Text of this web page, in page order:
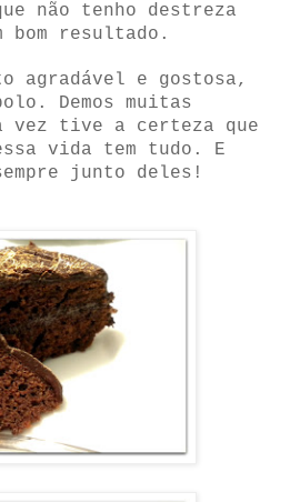
não tenho destreza
bom resultado.
agradável e gostosa,
Demos muitas
vez tive a certeza que
vida tem tudo. E
junto deles!